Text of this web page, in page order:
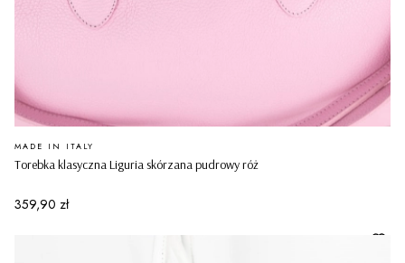
Torebka klasyczna Liguria skórzana pudrowy róż
PRODUCENT
MADE IN ITALY
Cena
359,90 zł